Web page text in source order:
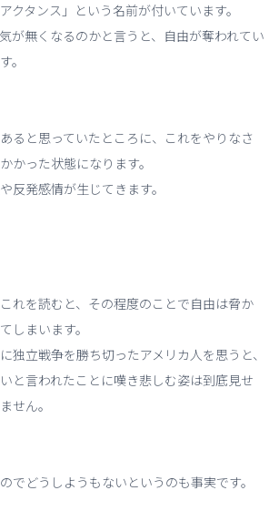
クタンス」という名前が付いています。
が無くなるのかと言うと、自由が奪われてい
。
ると思っていたところに、これをやりなさ
かった状態になります。
反発感情が生じてきます。
れを読むと、その程度のことで自由は脅か
しまいます。
独立戦争を勝ち切ったアメリカ人を思うと、
と言われたことに嘆き悲しむ姿は到底見せ
せん。
でどうしようもないというのも事実です。